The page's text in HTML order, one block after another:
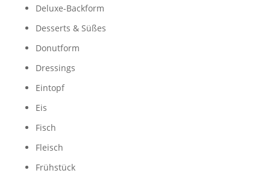
Deluxe-Backform
Desserts & Süßes
Donutform
Dressings
Eintopf
Eis
Fisch
Fleisch
Frühstück